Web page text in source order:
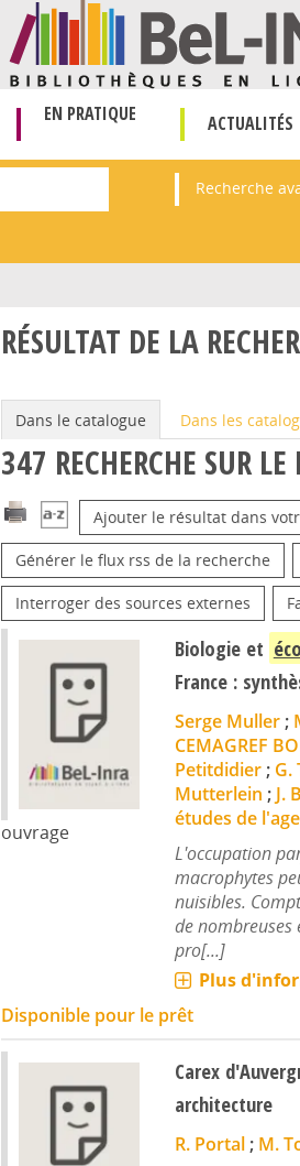
EN PRATIQUE ACTUALITÉS
Recherche
RÉSULTAT DE LA
Dans le catalogue Dans les
347 RECHERCHE SUR
Ajouter le résultat dans
Générer le flux rss de la recherche
Interroger des sources externes
ouvrage
Biologie et
France :
Serge Muller;
CEMAGREF
Petitdidier; G.
Mutterlein ; J.
études de
L'occupation
macrophytes
nuisibles.
de nombreuses
pro[...]
Plus
Disponible pour le prêt
Carex
architecture
R. Portal; M.